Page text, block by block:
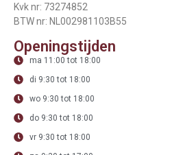
Kvk nr: 73274852
BTW nr: NL002981103B55
Openingstijden
ma 11:00 tot 18:00
di 9:30 tot 18:00
wo 9:30 tot 18:00
do 9:30 tot 18:00
vr 9:30 tot 18:00